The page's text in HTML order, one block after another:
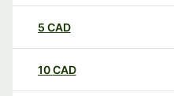
5 CAD
10CAD